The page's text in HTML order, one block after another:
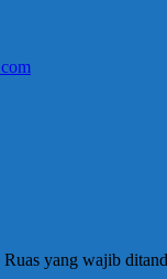
Ruas yang wajib